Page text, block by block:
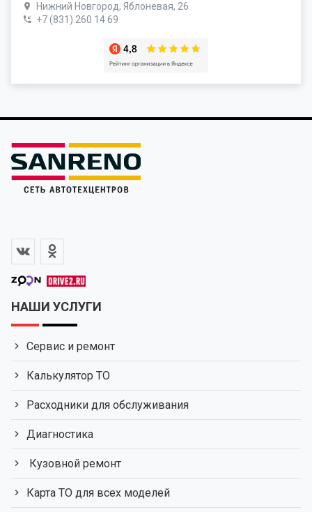
Нижний Новгород, Яблоневая, 26
+7 (831) 260 14 69
НАШИ УСЛУГИ
Сервис и ремонт
Калькулятор ТО
Расходники для обслуживания
Диагностика
Кузовной ремонт
Карта ТО для всех моделей